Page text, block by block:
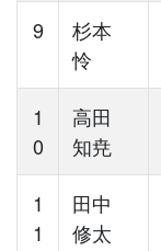
9
杉本
怜
1
0
高田
知尭
1
1
田中
修太